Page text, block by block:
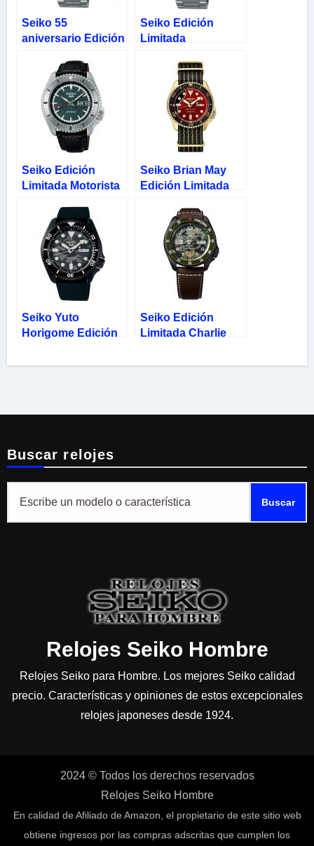
Seiko 55
aniversario Edición
Diver SRPK09
Seiko Edición
Limitada
Regatta Timer
SRPK13K1
Seiko Edición
Limitada Motorista
SRPJ91K1
Seiko Brian May
Edición Limitada
SRPH80K1
Seiko Yuto
Horigome Edición
SRPJ39K1
Seiko Edición
Limitada Charlie
SRPF21K1
Buscar relojes
Buscar
Relojes Seiko Hombre
Relojes Seiko para Hombre. Los mejores Seiko calidad
precio. Características y opiniones de estos excepcionales
relojes japoneses desde 1924.
2024 © Todos los derechos reservados
Relojes Seiko Hombre
En calidad de Afiliado de Amazon, el propietario de este sitio web
obtiene ingresos por las compras adscritas que cumplen los